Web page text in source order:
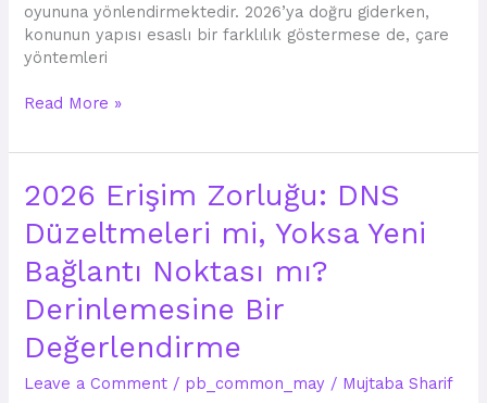
oyununa yönlendirmektedir. 2026’ya doğru giderken,
konunun yapısı esaslı bir farklılık göstermese de, çare
yöntemleri
Read More »
2026 Erişim Zorluğu: DNS
Düzeltmeleri mi, Yoksa Yeni
Bağlantı Noktası mı?
Derinlemesine Bir
Değerlendirme
Leave a Comment / pb_common_may / Mujtaba Sharif
2026
Erişim
Zorluğu:
Düzeltmeleri
mi,
Yoksa
Yeni
Bağlantı
Noktası